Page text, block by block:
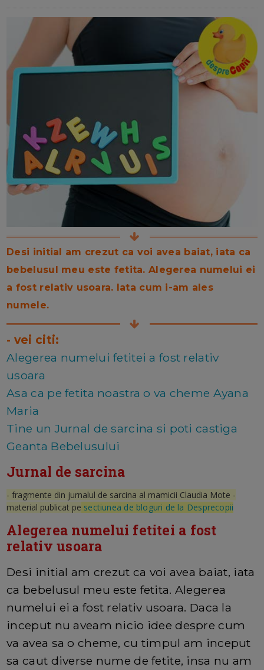
Desi initial am crezut ca voi avea baiat, iata ca
bebelusul meu este fetita. Alegerea numelui ei
a fost relativ usoara. Iata cum i-am ales
numele.
- vei citi:
Alegerea numelui fetitei a fost relativ
usoara
Asa ca pe fetita noastra o va cheme Ayana
Maria
Tine un Jurnal de sarcina si poti castiga
Geanta Bebelusului
Jurnal de sarcina
- fragmente din jurnalul de sarcina al mamicii Claudia Mote -
material publicat pe sectiunea de bloguri de la Desprecopii
Alegerea numelui fetitei a fost
relativ usoara
Desi initial am crezut ca voi avea baiat, iata
ca bebelusul meu este fetita. Alegerea
numelui ei a fost relativ usoara. Daca la
inceput nu aveam nicio idee despre cum
va avea sa o cheme, cu timpul am inceput
sa caut diverse nume de fetite, insa nu am